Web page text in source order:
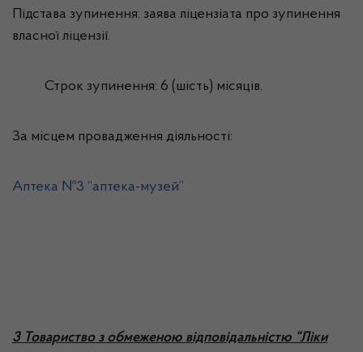
Підстава зупинення: заява ліцензіата про зупинення
власної ліцензії.
Строк зупинення: 6 (шість) місяців.
За місцем провадження діяльності:
Аптека №3 “аптека-музей”
3 Товариство з обмеженою відповідальністю “Ліки